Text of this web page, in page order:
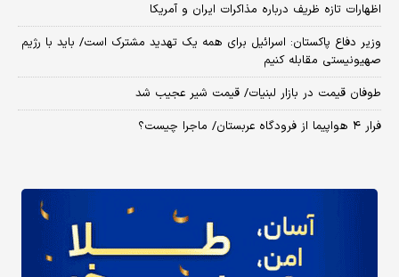
اظهارات تازه ظریف درباره مذاکرات ایران و آمریکا
وزیر دفاع پاکستان: اسرائیل برای همه یک تهدید مشترک است/ باید با رژیم
صهیونیستی مقابله کنیم
طوفان قیمت در بازار لبنیات/ قیمت شیر عجیب شد
فرار ۴ هواپیما از فرودگاه عربستان/ ماجرا چیست؟